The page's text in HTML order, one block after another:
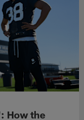
How the